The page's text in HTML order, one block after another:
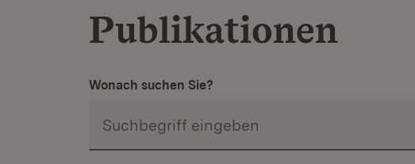
Publikationen
Wonach suchen Sie?